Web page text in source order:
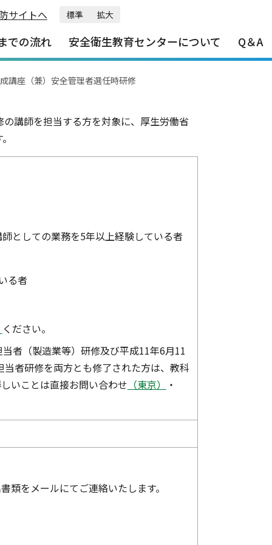
サイトへ 標準 拡大
での流れ 安全衛生教育センターについて Q＆A
研修
講座（兼）安全管理者選任時研修
講師を担当する方を対象に、厚生労働省
としての業務を5年以上経験している者
る者
ください。
者（製造業等）研修及び平成11年6月11
者研修を両方とも修了された方は、教科
いことは直接お問い合わせ （東京）
・
類をメールにてご連絡いたします。